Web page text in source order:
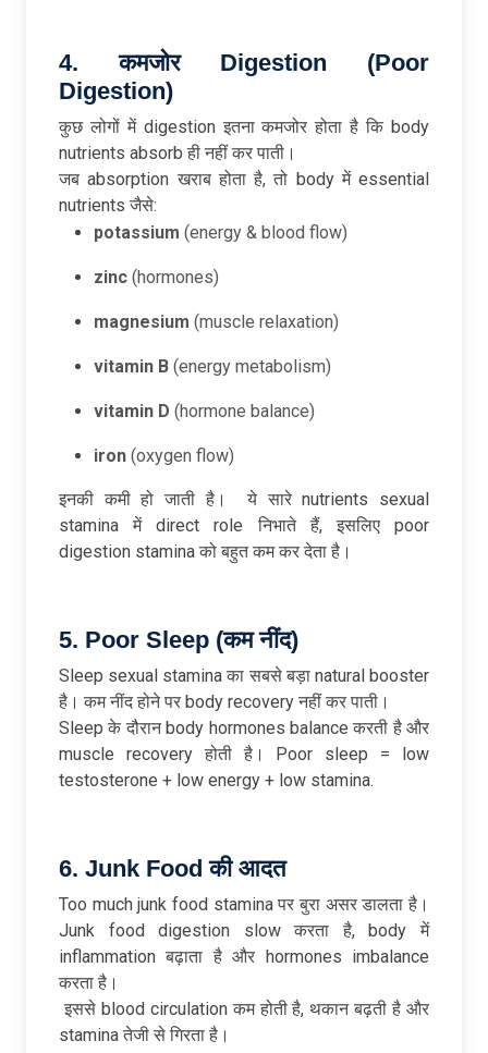
4.कमजोर Digestion (Poor
Digestion)
कुछ लोगों में digestion इतना कमजोर होता है कि body
nutrients absorb ही नहीं कर पाती।
जब absorption खराब होता है, तो body में essential
nutrients जैसे:
potassium (energy & blood flow)
zinc (hormones)
magnesium (muscle relaxation)
vitamin B (energy metabolism)
vitamin D (hormone balance)
iron (oxygen flow)
इनकी कमी हो जाती है। ये सारे nutrients sexual
stamina में direct role निभाते हैं, इसलिए poor
digestion stamina को बहुत कम कर देता है।
5. Poor Sleep (कमनींद)
Sleep sexual stamina का सबसे बड़ा natural booster
है। कम नींद होने पर body recovery नहीं कर पाती।
Sleep के दौरान body hormones balance करती है और
muscle recovery होती है। Poor sleep = low
testosterone + low energy + low stamina.
6. Junk Foodकी आदत
Too much junk food stamina पर बुरा असर डालता है।
Junk food digestion slow करता है, body में
inflammation बढ़ाता है और hormones imbalance
करता है।
इससे blood circulation कम होती है, थकान बढ़ती है और
stamina तेजी से गिरता है।